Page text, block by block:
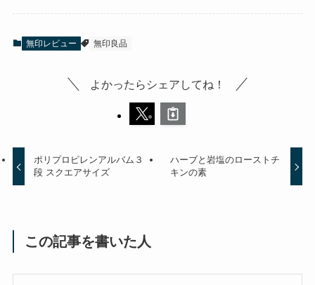
無印レビュー 無印良品
よかったらシェアしてね！
ポリプロピレンアルバム３
段 スクエアサイズ
ハーブと岩塩のローストチ
キンの素
この記事を書いた人